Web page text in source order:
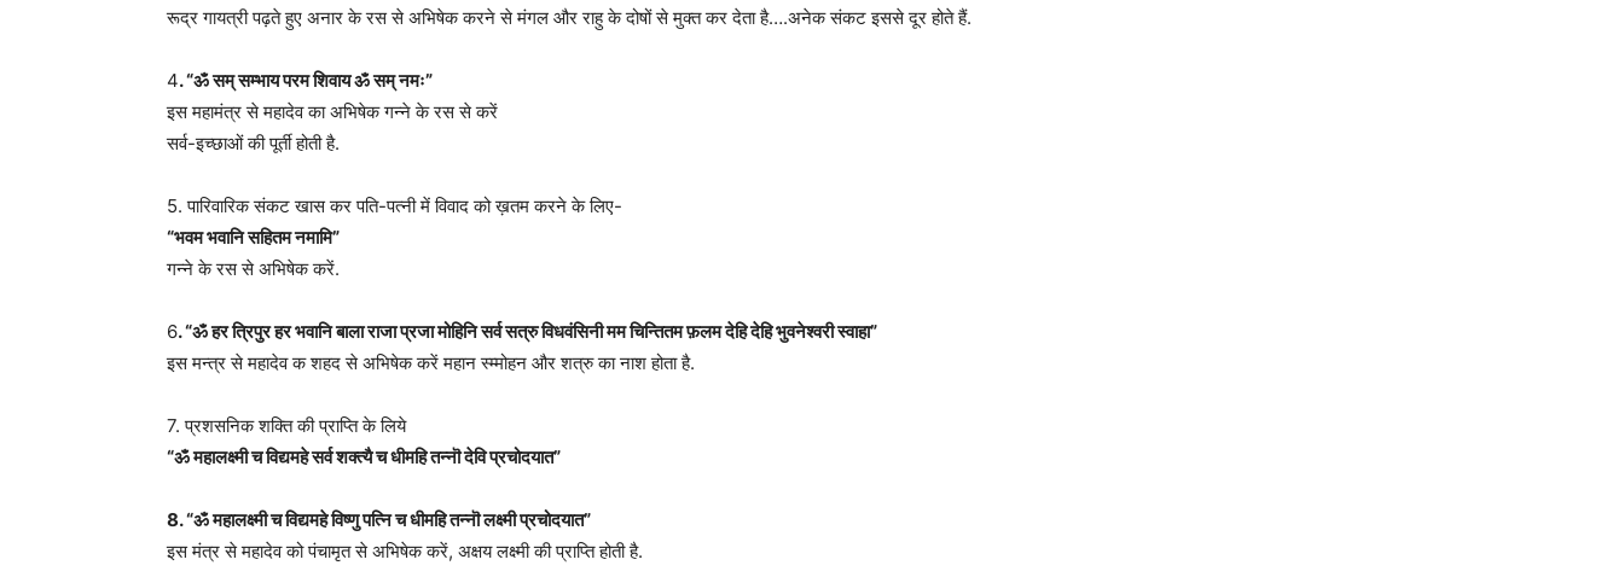
रूद्र गायत्री पढ़ते हुए अनार के रस से अभिषेक करने से मंगल और राहु के दोषों से मुक्त कर देता है….अनेक संकट इससे दूर होते हैं.
4. “ॐ सम् सम्भाय परम शिवाय ॐ सम् नमः”
इस महामंत्र से महादेव का अभिषेक गन्ने के रस से करें
सर्व-इच्छाओं की पूर्ती होती है.
5. पारिवारिक संकट खास कर पति-पत्नी में विवाद को ख़तम करने के लिए-
“भवम भवानि सहितम नमामि”
गन्ने के रस से अभिषेक करें.
6. “ॐ हर त्रिपुर हर भवानि बाला राजा प्रजा मोहिनि सर्व सत्रु विधवंसिनी मम चिन्तितम फ़लम देहि देहि भुवनेश्वरी स्वाहा”
इस मन्त्र से महादेव क शहद से अभिषेक करें महान स्म्मोहन और शत्रु का नाश होता है.
7. प्रशसनिक शक्ति की प्राप्ति के लिये
“ॐ महालक्ष्मी च विद्यमहे सर्व शक्त्यै च धीमहि तन्नॊ देवि प्रचोदयात”
8. “ॐ महालक्ष्मी च विद्यमहे विष्णु पत्नि च धीमहि तन्नॊ लक्ष्मी प्रचोदयात”
इस मंत्र से महादेव को पंचामृत से अभिषेक करें, अक्षय लक्ष्मी की प्राप्ति होती है.